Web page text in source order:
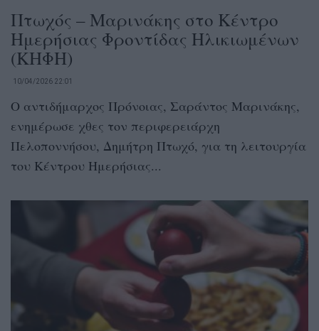
Πτωχός – Μαρινάκης στο Κέντρο
Ημερήσιας Φροντίδας Ηλικιωμένων
(ΚΗΦΗ)
10/04/2026 22:01
Ο αντιδήμαρχος Πρόνοιας, Σαράντος Μαρινάκης,
ενημέρωσε χθες τον περιφερειάρχη
Πελοποννήσου, Δημήτρη Πτωχό, για τη λειτουργία
του Κέντρου Ημερήσιας...